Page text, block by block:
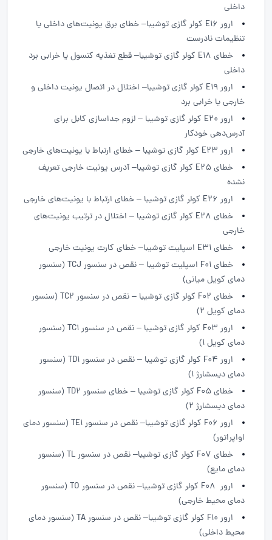
داخلی
ارور E16 کولر گازی توشیبا– خطای برق یونیت‌های داخلی یا
تنظیمات نادرست
خطای E18 کولر گازی توشیبا– قطع تغذیه کنسول یا خرابی برد
داخلی
ارور E19 کولر گازی توشیبا– اختلال در اتصال یونیت داخلی و
خارجی یا خرابی برد
ارور E20 کولر گازی توشیبا – لزوم جداسازی کابل برای
آدرس‌دهی خودکار
ارور E23 کولر گازی توشیبا – خطای ارتباط با یونیت‌های خارجی
خطای E25 کولر گازی توشیبا– آدرس یونیت خارجی تعریف
نشده
ارور E26 کولر گازی توشیبا – خطای ارتباط با یونیت‌های خارجی
خطای E28 کولر گازی توشیبا – اختلال در ترتیب یونیت‌های
خارجی
خطای E31 اسپلیت توشیبا– خطای کارت یونیت خارجی
خطای F01 اسپلیت توشیبا – نقص در سنسور TCJ (سنسور
دمای کویل میانی)
خطای F02 کولر گازی توشیبا – نقص در سنسور TC2 (سنسور
دمای کویل ۲)
ارور F03 کولر گازی توشیبا – نقص در سنسور TC1 (سنسور
دمای کویل ۱)
ارور F04 کولر گازی توشیبا – نقص در سنسور TD1 (سنسور
دمای دیسشارژ ۱)
خطای F05 کولر گازی توشیبا – خطای سنسور TD2 (سنسور
دمای دیسشارژ ۲)
ارور F06 کولر گازی توشیبا– نقص در سنسور TE1 (سنسور دمای
اواپراتور)
خطای F07 کولر گازی توشیبا– نقص در سنسور TL (سنسور
دمای مایع)
ارور F08 کولر گازی توشیبا– نقص در سنسور TO (سنسور
دمای محیط خارجی)
ارور F10 کولر گازی توشیبا– نقص در سنسور TA (سنسور دمای
محیط داخلی)